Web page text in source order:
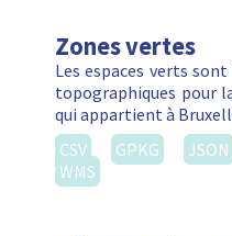
Zones vertes
Les espaces verts
topographiques pour
qui appartient à
CSV
GPKG JSON
WMS